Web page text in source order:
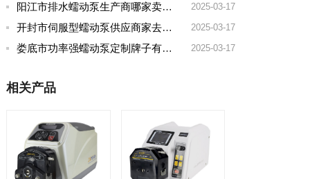
2025-03-17
阳江市排水蠕动泵生产商哪家卖的好
2025-03-17
开封市伺服型蠕动泵供应商家去哪家买好点实惠
2025-03-17
娄底市功率强蠕动泵定制牌子有哪些好
相关产品